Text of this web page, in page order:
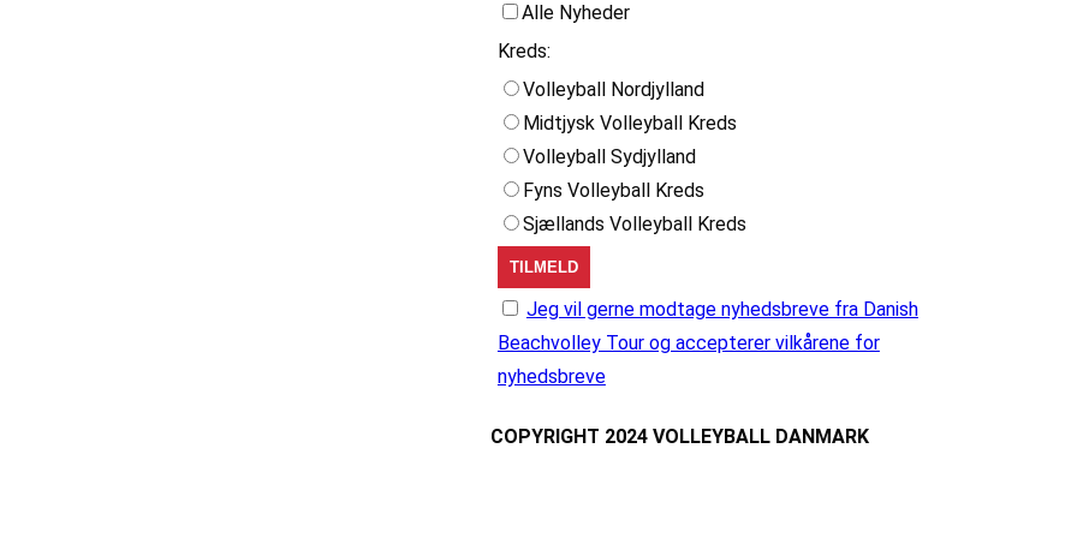
Alle Nyheder
Kreds:
Volleyball Nordjylland
Midtjysk Volleyball Kreds
Volleyball Sydjylland
Fyns Volleyball Kreds
Sjællands Volleyball Kreds
Jeg vil gerne modtage nyhedsbreve fra Danish
Beachvolley Tour og accepterer vilkårene for
nyhedsbreve
COPYRIGHT 2024 VOLLEYBALL DANMARK